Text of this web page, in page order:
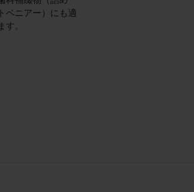
ベニアー）にも適
す。